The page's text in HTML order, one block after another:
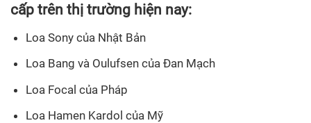
cấp trên thị trường hiện nay:
Loa Sony của Nhật Bản
Loa Bang và Oulufsen của Đan Mạch
Loa Focal của Pháp
Loa Hamen Kardol của Mỹ